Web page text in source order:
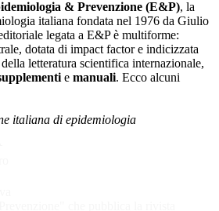
& Prevenzione (E&P), la
italiana fondata nel 1976 da Giulio
legata a E&P è multiforme:
dotata di impact factor e indicizzata
letteratura scientifica internazionale,
e manuali. Ecco alcuni
italiana di epidemiologia